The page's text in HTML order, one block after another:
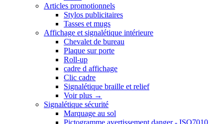
Articles promotionnels
Stylos publicitaires
Tasses et mugs
Affichage et signalétique intérieure
Chevalet de bureau
Plaque sur porte
Roll-up
cadre d affichage
Clic cadre
Signalétique braille et relief
Voir plus →
Signalétique sécurité
Marquage au sol
Pictogramme avertissement danger - ISO7010